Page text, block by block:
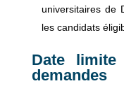
universitaires de
les candidats
Date limite
demandes